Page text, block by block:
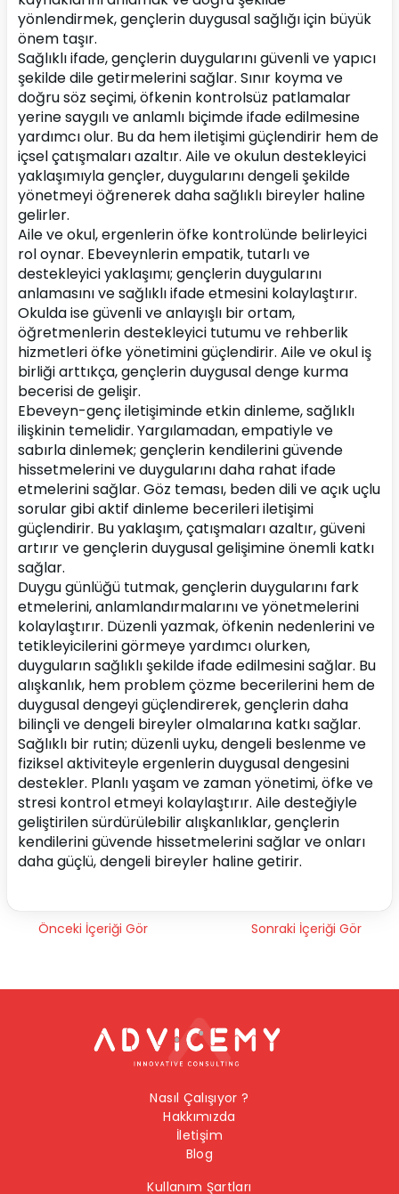
yönlendirmek, gençlerin duygusal sağlığı için büyük
önem taşır.
Sağlıklı ifade, gençlerin duygularını güvenli ve yapıcı
şekilde dile getirmelerini sağlar. Sınır koyma ve
doğru söz seçimi, öfkenin kontrolsüz patlamalar
yerine saygılı ve anlamlı biçimde ifade edilmesine
yardımcı olur. Bu da hem iletişimi güçlendirir hem de
içsel çatışmaları azaltır. Aile ve okulun destekleyici
yaklaşımıyla gençler, duygularını dengeli şekilde
yönetmeyi öğrenerek daha sağlıklı bireyler haline
gelirler.
Aile ve okul, ergenlerin öfke kontrolünde belirleyici
rol oynar. Ebeveynlerin empatik, tutarlı ve
destekleyici yaklaşımı; gençlerin duygularını
anlamasını ve sağlıklı ifade etmesini kolaylaştırır.
Okulda ise güvenli ve anlayışlı bir ortam,
öğretmenlerin destekleyici tutumu ve rehberlik
hizmetleri öfke yönetimini güçlendirir. Aile ve okul iş
birliği arttıkça, gençlerin duygusal denge kurma
becerisi de gelişir.
Ebeveyn-genç iletişiminde etkin dinleme, sağlıklı
ilişkinin temelidir. Yargılamadan, empatiyle ve
sabırla dinlemek; gençlerin kendilerini güvende
hissetmelerini ve duygularını daha rahat ifade
etmelerini sağlar. Göz teması, beden dili ve açık uçlu
sorular gibi aktif dinleme becerileri iletişimi
güçlendirir. Bu yaklaşım, çatışmaları azaltır, güveni
artırır ve gençlerin duygusal gelişimine önemli katkı
sağlar.
Duygu günlüğü tutmak, gençlerin duygularını fark
etmelerini, anlamlandırmalarını ve yönetmelerini
kolaylaştırır. Düzenli yazmak, öfkenin nedenlerini ve
tetikleyicilerini görmeye yardımcı olurken,
duyguların sağlıklı şekilde ifade edilmesini sağlar. Bu
alışkanlık, hem problem çözme becerilerini hem de
duygusal dengeyi güçlendirerek, gençlerin daha
bilinçli ve dengeli bireyler olmalarına katkı sağlar.
Sağlıklı bir rutin; düzenli uyku, dengeli beslenme ve
fiziksel aktiviteyle ergenlerin duygusal dengesini
destekler. Planlı yaşam ve zaman yönetimi, öfke ve
stresi kontrol etmeyi kolaylaştırır. Aile desteğiyle
geliştirilen sürdürülebilir alışkanlıklar, gençlerin
kendilerini güvende hissetmelerini sağlar ve onları
daha güçlü, dengeli bireyler haline getirir.
Önceki İçeriği Gör Sonraki İçeriği Gör
Nasıl Çalışıyor ?
Hakkımızda
İletişim
Blog
Kullanım Şartları